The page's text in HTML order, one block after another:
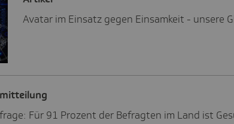
Avatar im Einsatz gegen Einsamkeit - unsere
Für 91 Prozent der Befragten im Land ist